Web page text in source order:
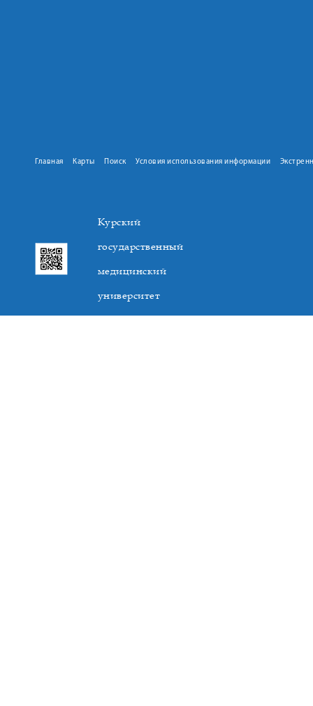
Главная Карты Поиск Условия использования информации
Курский
государственный
медицинский
университет